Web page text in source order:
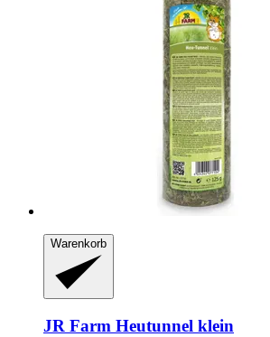
Warenkorb
JR Farm Heutunnel klein